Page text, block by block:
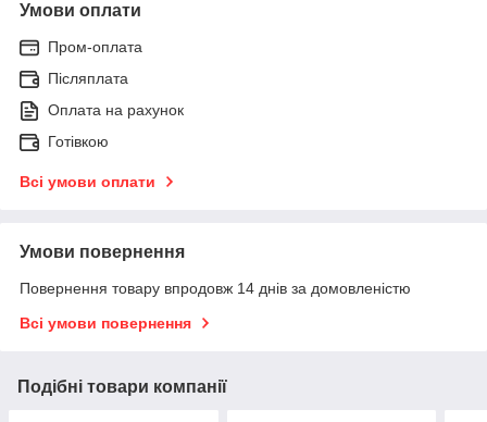
Умови оплати
Пром-оплата
Післяплата
Оплата на рахунок
Готівкою
Всі умови оплати
Умови повернення
Повернення товару впродовж 14 днів за домовленістю
Всі умови повернення
Подібні товари компанії